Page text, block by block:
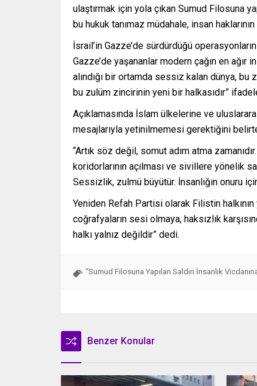
ulaştırmak için yola çıkan Sumud Filosuna
bu hukuk tanımaz müdahale, insan
İsrail’in Gazze’de sürdürdüğü
Gazze’de yaşananlar modern çağın en ağır
alındığı bir ortamda sessiz kalan dünya, bu
bu zulüm zincirinin yeni bir halkasıdır”
Açıklamasında İslam ülkelerine ve
mesajlarıyla yetinilmemesi gerektiğini
“Artık söz değil, somut adım atma
koridorlarının açılması ve sivillere yönelik
Sessizlik, zulmü büyütür. İnsanlığın onuru
Yeniden Refah Partisi olarak Filistin
coğrafyaların sesi olmaya, haksızlık
halkı yalnız değildir” dedi.
“Sumud Filosuna Yapılan Saldırı İnsanlık Vicdanına
Benzer Konular